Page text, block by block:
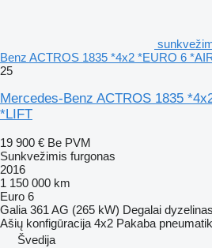
Benz ACTROS 1835 *4x2 *EURO 6
25
Mercedes-Benz ACTROS 1835
*LIFT
19 900 € Be PVM
Sunkvežimis furgonas
2016
1 150 000 km
Euro 6
Galia 361 AG (265 kW) Degalai dyzelinas
Ašių konfigūracija 4x2 Pakaba
Švedija